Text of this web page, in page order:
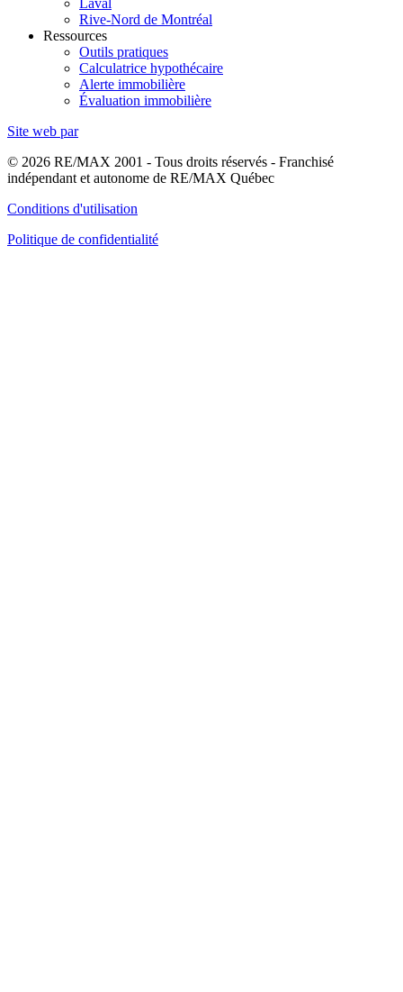
Laval
Rive-Nord de Montréal
Ressources
Outils pratiques
Calculatrice hypothécaire
Alerte immobilière
Évaluation immobilière
Site web par
© 2026 RE/MAX 2001 - Tous droits réservés - Franchisé
indépendant et autonome de RE/MAX Québec
Conditions d'utilisation
Politique de confidentialité